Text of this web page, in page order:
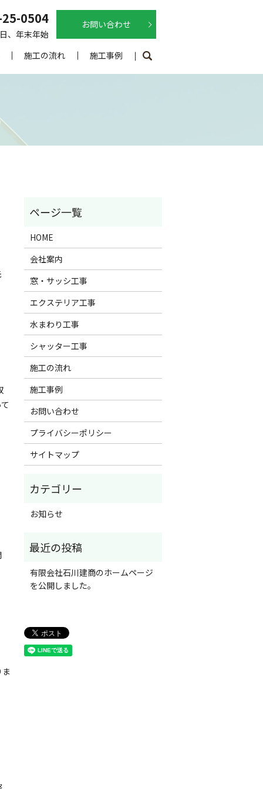
0504
、年末年始
お問い合わせ
施工の流れ 施工事例
HOME
会社案内
窓・サッシ工事
エクステリア工事
水まわり工事
シャッター工事
施工の流れ
施工事例
お問い合わせ
プライバシーポリシー
サイトマップ
お知らせ
有限会社石川建商のホームページ
を公開しました。